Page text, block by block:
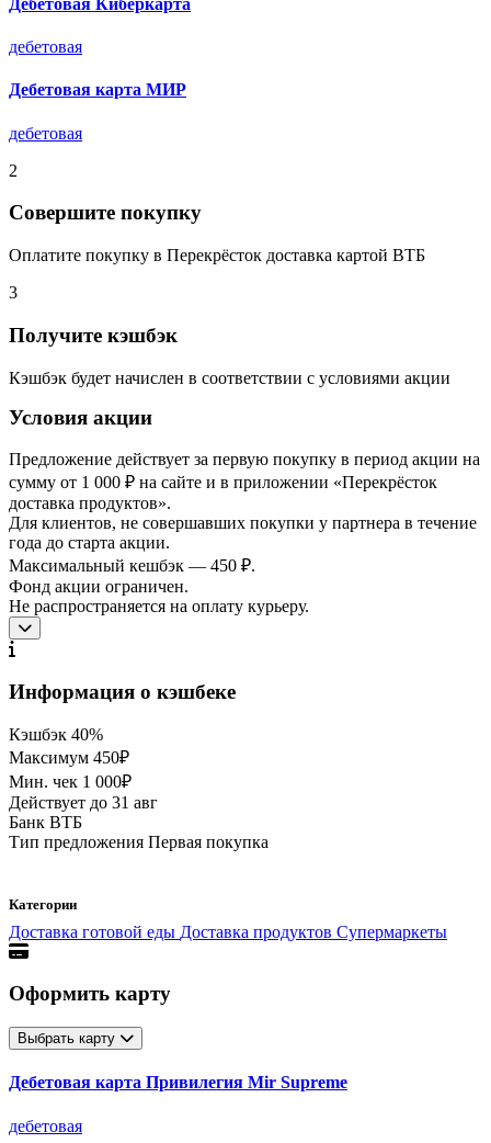
дебетовая
Дебетовая карта МИР
дебетовая
2
Совершите покупку
Оплатите покупку в Перекрёсток доставка картой ВТБ
3
Получите кэшбэк
Кэшбэк будет начислен в соответствии с условиями акции
Условия акции
Предложение действует за первую покупку в период акции на
сумму от 1 000 ₽ на сайте и в приложении «Перекрёсток
доставка продуктов».
Для клиентов, не совершавших покупки у партнера в течение
года до старта акции.
Максимальный кешбэк — 450 ₽.
Фонд акции ограничен.
Не распространяется на оплату курьеру.
Информация о кэшбеке
Кэшбэк 40%
Максимум 450₽
Мин. чек 1 000₽
Действует до 31 авг
Банк ВТБ
Тип предложения Первая покупка
Категории
Доставка готовой еды Доставка продуктов Супермаркеты
Оформить карту
Выбрать карту
Дебетовая карта Привилегия Mir Supreme
дебетовая